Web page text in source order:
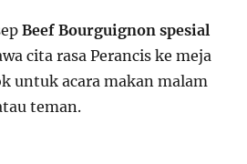
Beef Bourguignon spesial
cita rasa Perancis ke meja
untuk acara makan malam
teman.